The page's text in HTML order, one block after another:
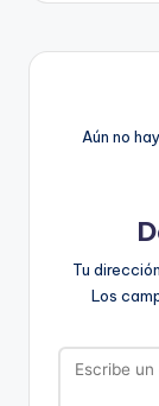
Aún no
Tu
Los